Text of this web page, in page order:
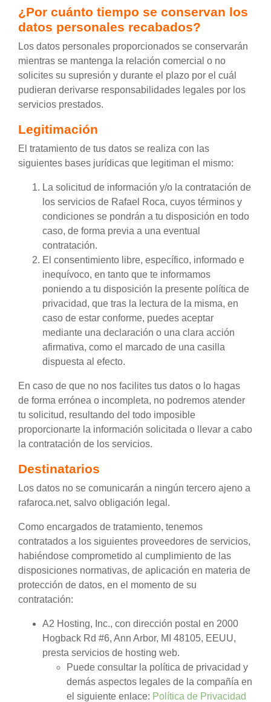
¿Por cuánto tiempo se conservan los
datos personales recabados?
Los datos personales proporcionados se conservarán
mientras se mantenga la relación comercial o no
solicites su supresión y durante el plazo por el cuál
pudieran derivarse responsabilidades legales por los
servicios prestados.
Legitimación
El tratamiento de tus datos se realiza con las
siguientes bases jurídicas que legitiman el mismo:
La solicitud de información y/o la contratación de
los servicios de Rafael Roca, cuyos términos y
condiciones se pondrán a tu disposición en todo
caso, de forma previa a una eventual
contratación.
El consentimiento libre, específico, informado e
inequívoco, en tanto que te informamos
poniendo a tu disposición la presente política de
privacidad, que tras la lectura de la misma, en
caso de estar conforme, puedes aceptar
mediante una declaración o una clara acción
afirmativa, como el marcado de una casilla
dispuesta al efecto.
En caso de que no nos facilites tus datos o lo hagas
de forma errónea o incompleta, no podremos atender
tu solicitud, resultando del todo imposible
proporcionarte la información solicitada o llevar a cabo
la contratación de los servicios.
Destinatarios
Los datos no se comunicarán a ningún tercero ajeno a
rafaroca.net, salvo obligación legal.
Como encargados de tratamiento, tenemos
contratados a los siguientes proveedores de servicios,
habiéndose comprometido al cumplimiento de las
disposiciones normativas, de aplicación en materia de
protección de datos, en el momento de su
contratación:
A2 Hosting, Inc., con dirección postal en 2000
Hogback Rd #6, Ann Arbor, MI 48105, EEUU,
presta servicios de hosting web.
Puede consultar la política de privacidad y
demás aspectos legales de la compañía en
el siguiente enlace: Política de Privacidad